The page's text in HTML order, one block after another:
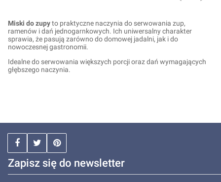
Miski do zupyto praktyczne naczynia do serwowania zup,
ramenów i dań jednogarnkowych. Ich uniwersalny charakter
sprawia, że pasują zarówno do domowej jadalni, jak i do
nowoczesnej gastronomii.
Idealne do serwowania większych porcji oraz dań wymagających
głębszego naczynia.
Zapisz się do newsletter